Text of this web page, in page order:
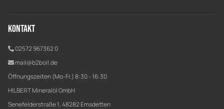
Kontakt
02572 967362 0
mail@b2boil.de
Öffnungszeiten (Mo-Fr.) 8:30 - 16:30
HILBERT Mineralöl GmbH
Senefelderstraße 1, 48282 Emsdetten